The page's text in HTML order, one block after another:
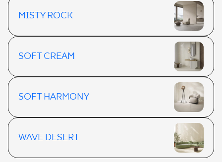
MISTY ROCK
SOFT CREAM
SOFT HARMONY
WAVE DESERT